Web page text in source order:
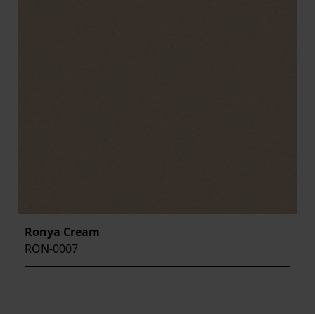
Ronya Cream
RON-0007